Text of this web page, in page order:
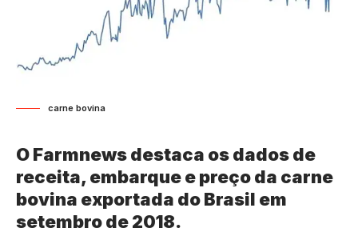
carne bovina
O Farmnews destaca os dados de
receita, embarque e preço da carne
bovina exportada do Brasil em
setembro de 2018.